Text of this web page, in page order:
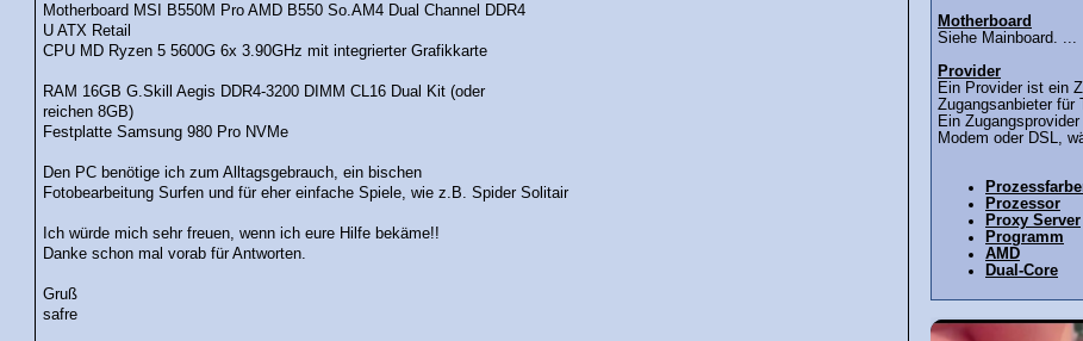
Motherboard MSI B550M Pro AMD B550 So.AM4 Dual Channel DDR4
U ATX Retail
CPU MD Ryzen 5 5600G 6x 3.90GHz mit integrierter Grafikkarte
RAM 16GB G.Skill Aegis DDR4-3200 DIMM CL16 Dual Kit (oder
reichen 8GB)
Festplatte Samsung 980 Pro NVMe
Den PC benötige ich zum Alltagsgebrauch, ein bischen
Fotobearbeitung Surfen und für eher einfache Spiele, wie z.B. Spider Solitair
Ich würde mich sehr freuen, wenn ich eure Hilfe bekäme!!
Danke schon mal vorab für Antworten.
Gruß
safre
Motherboard
Siehe Mainboard. ...
Provider
Ein Provider ist ein
Zugangsanbieter für
Ein
Modem oder DSL,
Prozessor
Proxy Server
Programm
AMD
Dual-Core